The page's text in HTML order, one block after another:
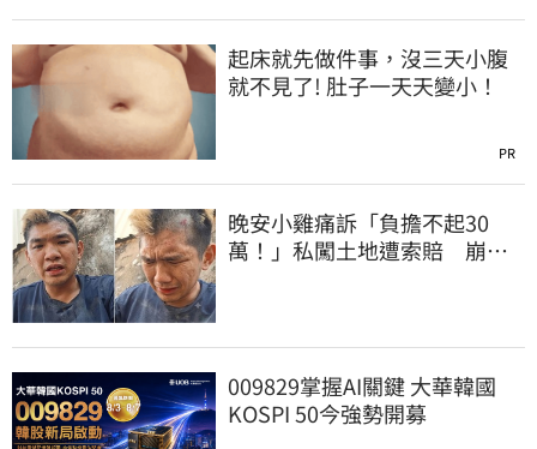
起床就先做件事，沒三天小腹
就不見了! 肚子一天天變小！
PR
晚安小雞痛訴「負擔不起30
萬！」私闖土地遭索賠 崩
009829掌握AI關鍵 大華韓國
KOSPI 50今強勢開募